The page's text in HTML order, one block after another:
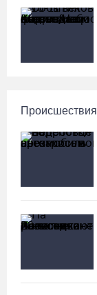
Происшествия